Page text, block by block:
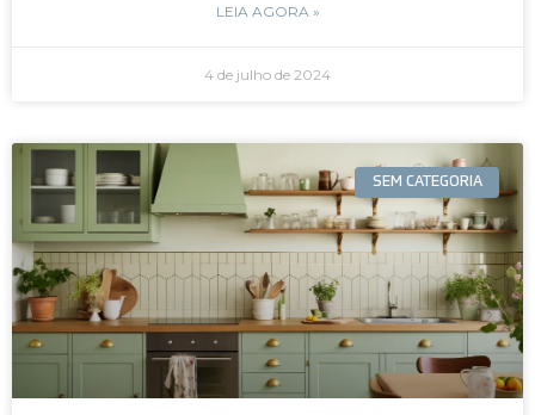
LEIA AGORA »
4 de julho de 2024
SEM CATEGORIA